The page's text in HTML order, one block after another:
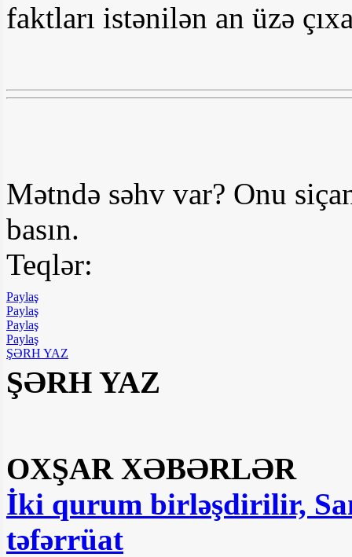
faktları istənilən an üzə
Mətndə səhv var? Onu
basın.
Teqlər:
Paylaş
Paylaş
Paylaş
Paylaş
ŞƏRH YAZ
ŞƏRH YAZ
OXŞAR XƏBƏRLƏR
İki qurum birləşdirilir,
təfərrüat